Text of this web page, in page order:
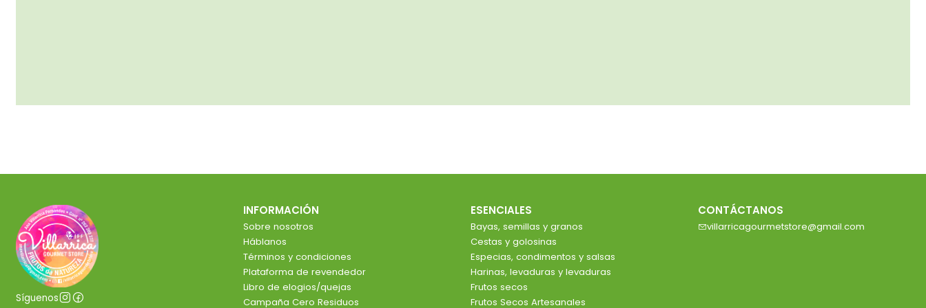
Síguenos
INFORMACIÓN
Sobre nosotros
Háblanos
Términos y condiciones
Plataforma de revendedor
Libro de elogios/quejas
Campaña Cero Residuos
ESENCIALES
Bayas, semillas y granos
Cestas y golosinas
Especias, condimentos y salsas
Harinas, levaduras y levaduras
Frutos secos
Frutos Secos Artesanales
CONTÁCTANOS
villarricagourmetstore@gmail.com